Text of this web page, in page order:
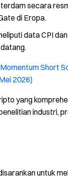
secara
di Eropa.
data CPI
Short
2026)
yang
industri,
untuk